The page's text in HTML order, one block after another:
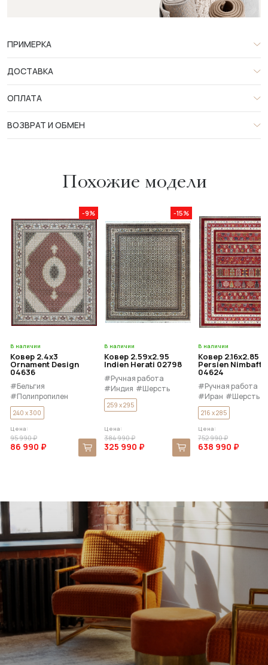
ПРИМЕРКА
ДОСТАВКА
ОПЛАТА
ВОЗВРАТ И ОБМЕН
Похожие модели
-9%
В наличии
Ковер 2.4x3
Ornament Design
04636
#Бельгия
#Полипропилен
240 x 300
Цена:
95 990 ₽
86 990 ₽
-15%
В наличии
Ковер 2.59x2.95
Indien Herati 02798
#Ручная работа
#Индия #Шерсть
259 x 295
Цена:
384 990 ₽
325 990 ₽
В наличии
Ковер 2.16x2.85
Persien Nimbaft
04624
#Ручная работа
#Иран #Шерсть
216 x 285
Цена:
752 990 ₽
638 990 ₽